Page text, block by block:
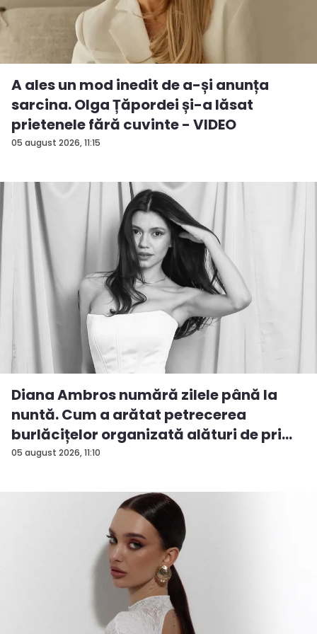
05 august 2026, 11:15
A ales un mod inedit de a-și anunța
sarcina. Olga Țăpordei și-a lăsat
prietenele fără cuvinte - VIDEO
05 august 2026, 11:10
Diana Ambros numără zilele până la
nuntă. Cum a arătat petrecerea
burlăcițelor organizată alături de pri...